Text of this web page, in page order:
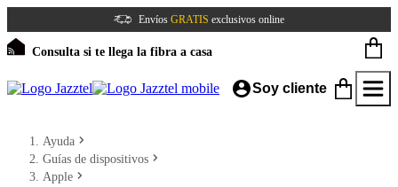
Envíos GRATIS exclusivos online
Consulta si te llega la fibra a casa
Soy cliente
Ayuda
Guías de dispositivos
Apple